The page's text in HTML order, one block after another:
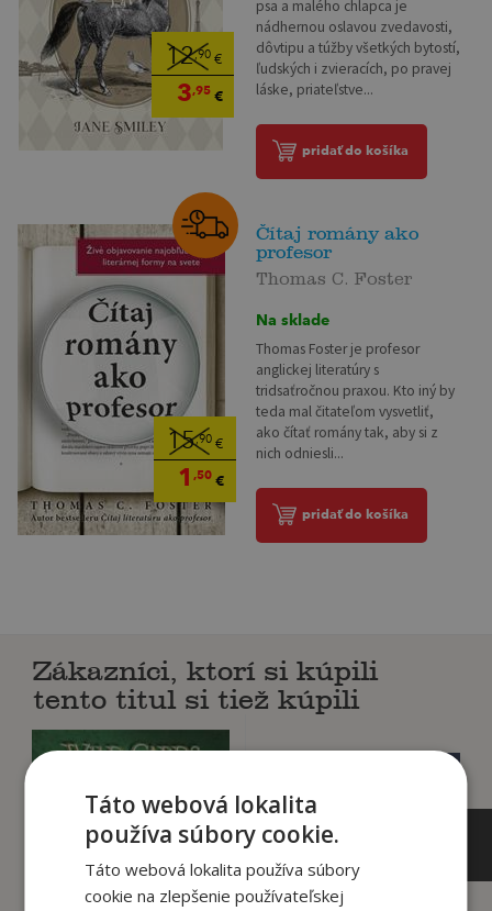
12,90€
3,95€
psa a malého chlapca je
nádhernou oslavou zvedavosti,
dôvtipu a túžby všetkých bytostí,
ľudských i zvieracích, po pravej
láske, priateľstve...
pridať do košíka
15,90 €
1 ,50 €
Čítaj romány ako
profesor
Thomas C. Foster
Na sklade
Thomas Foster je profesor
anglickej literatúry s
tridsaťročnou praxou. Kto iný by
teda mal čitateľom vysvetliť,
ako čítať romány tak, aby si z
nich odniesli...
pridať do košíka
Zákazníci, ktorí si kúpili
tento titul si tiež kúpili
Táto webová lokalita
používa súbory cookie.
Táto webová lokalita používa súbory
cookie na zlepšenie používateľskej